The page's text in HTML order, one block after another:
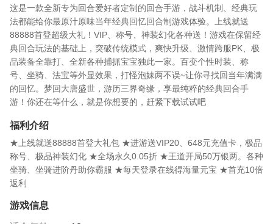
这是一款全新专为回合爱好者定制的回合手游，战斗机制、经典玩
法都能给你最原汁原味当年经典回忆回合制游戏体验。上线就送
88888首登超级大礼！VIP、称号、神装幻化各种送！游戏在保留经
典回合玩法的基础上，突破传统模式，爽快升级、激情跨服PK、极
品装备全靠打、全新各种捕抓宝宝独此一家。百变个性时装、称
号、坐骑、法宝等外显效果，打怪泡妹两不误~让你寻找回当年满满
的回忆。梦回大唐盛世，游历三界奇缘，享最纯粹的经典回合手
游！你还在等什么，就是你想要的，赶紧下载试试吧
福利介绍
★上线就送88888首登大礼包 ★进游送VIP20、648元充值卡，极品
称号、极品神装幻化 ★全场永久0.05折 ★王道开局50万银两。各种
坐骑、坐骑进阶丹助你霸服 ★每天登录在线得海量元宝 ★首充10倍
返利
游戏信息